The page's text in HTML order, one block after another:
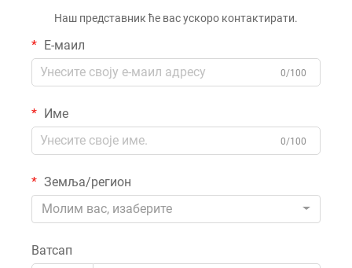
Наш представник ће вас ускоро контактирати.
Е-маил
0/100
Име
0/100
Земља/регион
Молим вас, изаберите
Ватсап